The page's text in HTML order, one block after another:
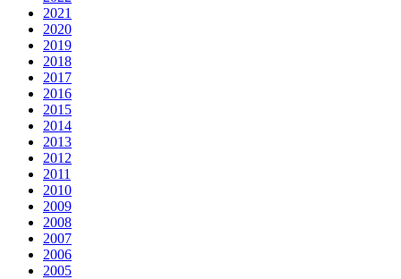
2021
2020
2019
2018
2017
2016
2015
2014
2013
2012
2011
2010
2009
2008
2007
2006
2005